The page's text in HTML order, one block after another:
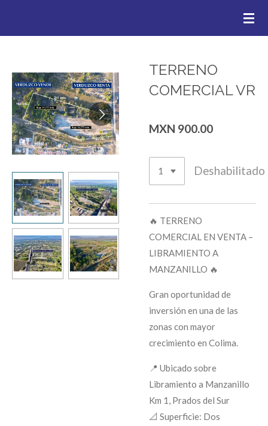
TERRENO
COMERCIAL VR
MXN 900.00
Deshabilitado
🔥 TERRENO
COMERCIAL EN VENTA –
LIBRAMIENTO A
MANZANILLO 🔥
Gran oportunidad de
inversión en una de las
zonas con mayor
crecimiento en Colima.
📍 Ubicado sobre
Libramiento a Manzanillo
Km 1, Prados del Sur
📐 Superficie: Dos